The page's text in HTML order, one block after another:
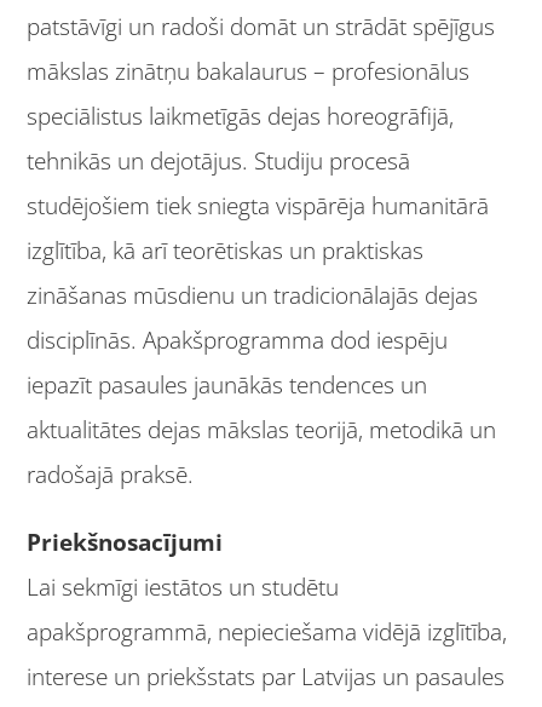
patstāvīgi un radoši domāt un strādāt spējīgus
mākslas zinātņu bakalaurus – profesionālus
speciālistus laikmetīgās dejas horeogrāfijā,
tehnikās un dejotājus. Studiju procesā
studējošiem tiek sniegta vispārēja humanitārā
izglītība, kā arī teorētiskas un praktiskas
zināšanas mūsdienu un tradicionālajās dejas
disciplīnās. Apakšprogramma dod iespēju
iepazīt pasaules jaunākās tendences un
aktualitātes dejas mākslas teorijā, metodikā un
radošajā praksē.
Priekšnosacījumi
Lai sekmīgi iestātos un studētu
apakšprogrammā, nepieciešama vidējā izglītība,
interese un priekšstats par Latvijas un pasaules